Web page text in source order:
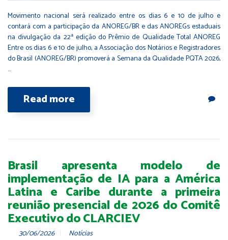
Movimento nacional será realizado entre os dias 6 e 10 de julho e
contará com a participação da ANOREG/BR e das ANOREGs estaduais
na divulgação da 22ª edição do Prêmio de Qualidade Total ANOREG
Entre os dias 6 e 10 de julho, a Associação dos Notários e Registradores
do Brasil (ANOREG/BR) promoverá a Semana da Qualidade PQTA 2026,
…
Read more
Brasil apresenta modelo de
implementação de IA para a América
Latina e Caribe durante a primeira
reunião presencial de 2026 do Comitê
Executivo do CLARCIEV
30/06/2026 Notícias